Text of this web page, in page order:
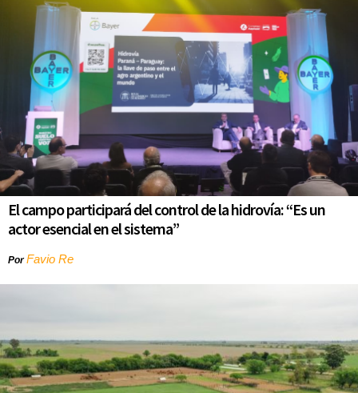
El campo participará del control de la hidrovía: “Es un
actor esencial en el sistema”
PorFavio Re